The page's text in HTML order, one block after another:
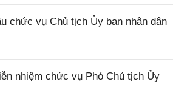
chức vụ Chủ tịch Ủy ban nhân dân
nhiệm chức vụ Phó Chủ tịch Ủy